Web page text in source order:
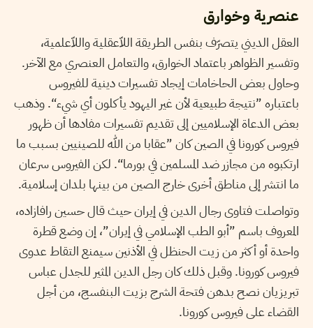
عنصرية وخوارق
العقل الديني يتصرّف بنفس الطريقة اللاّعقلية واللاّعلمية،
وتفسير الظواهر باعتماد الخوارق، والتعامل العنصري مع الآخر.
وحاول بعض الحاخامات إيجاد تفسيرات دينية للفيروس
باعتباره ”نتيجة طبيعية لأن غير اليهود يأكلون أي شيء“. وذهب
بعض الدعاة الإسلاميين إلى تقديم تفسيرات مفادها أن ظهور
فيروس كورونا في الصين كان ”عقابا من الله للصينيين بسبب ما
ارتكبوه من مجازر ضد المسلمين في بورما“. لكن الفيروس سرعان
ما انتشر إلى مناطق أخرى خارج الصين من بينها بلدان إسلامية.
وتواصلت فتاوى رجال الدين في إيران حيث قال حسين رافازاده،
المعروف باسم ”أبو الطب الإسلامي في إيران”، إن وضع قطرة
واحدة أو أكثر من زيت الحنظل في الأذنين سيمنع التقاط عدوى
فيروس كورونا. وقبل ذلك كان رجل الدين المثير للجدل عباس
تبريزيان نصح بدهن ​فتحة الشرج بزيت البنفسج، من أجل
القضاء على فيروس كورونا.